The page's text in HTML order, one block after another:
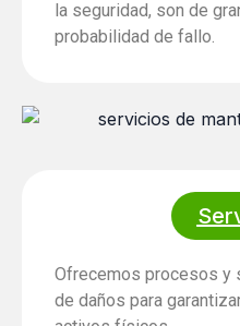
la seguridad, son de
probabilidad de fallo.
Ofrecemos procesos y
de daños para